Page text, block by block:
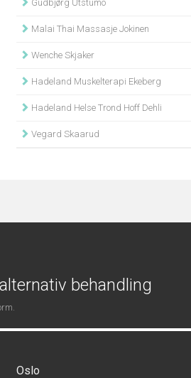
Gudbjørg Utstumo
Malai Thai Massasje Jokinen
Wenche Skjaker
Hadeland Muskelterapi Ekeberg
Hadeland Helse Trond Hoff Dehli
Vegard Skaarud
behandling
Oslo